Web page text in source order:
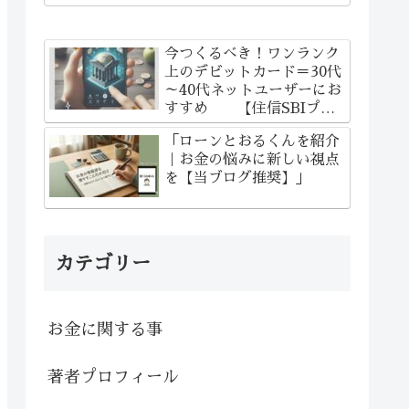
今つくるべき！ワンランク
上のデビットカード＝30代
～40代ネットユーザーにお
すすめ 【住信SBIプラ
チナデビットカード】
「ローンとおるくんを紹介
｜お金の悩みに新しい視点
を【当ブログ推奨】」
カテゴリー
お金に関する事
著者プロフィール